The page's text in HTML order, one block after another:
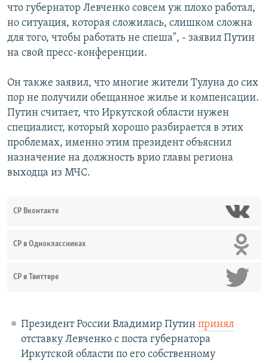
что губернатор Левченко совсем уж плохо работал,
но ситуация, которая сложилась, слишком сложна
для того, чтобы работать не спеша", - заявил Путин
на свой пресс-конференции.
Он также заявил, что многие жители Тулуна до сих
пор не получили обещанное жилье и компенсации.
Путин считает, что Иркутской области нужен
специалист, который хорошо разбирается в этих
проблемах, именно этим президент объяснил
назначение на должность врио главы региона
выходца из МЧС.
СР Вконтакте
СР в Одноклассниках
СР в Твиттере
Президент России Владимир Путин принял
отставку Левченко с поста губернатора
Иркутской области по его собственному